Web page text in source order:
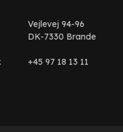
Vejlevej 94-96
DK-7330 Brande
+45 97 18 13 11